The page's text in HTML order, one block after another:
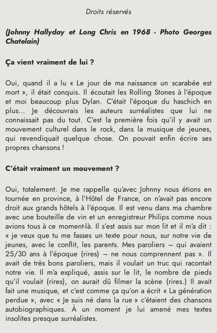
Droits réservés
(Johnny Hallyday et Long Chris en 1968 - Photo Georges
Chatelain)
Ça vient vraiment de lui ?
Oui, quand il a lu « Le jour de ma naissance un scarabée est
mort », il était conquis. Il écoutait les Rolling Stones à l’époque
et moi beaucoup plus Dylan. C’était l’époque du haschich en
plus… Je découvrais les auteurs surréalistes que lui ne
connaissait pas du tout. C’est la première fois qu’il y avait un
mouvement culturel dans le rock, dans la musique de jeunes,
qui revendiquait quelque chose. On pouvait enfin écrire ses
propres chansons !
C’était vraiment un mouvement ?
Oui, totalement. Je me rappelle qu’avec Johnny nous étions en
tournée en province, à l’Hôtel de France, on n’avait pas encore
droit aux grands hôtels à l’époque. Il est venu dans ma chambre
avec une bouteille de vin et un enregistreur Philips comme nous
avions tous à ce moment-là. Il s’est assis sur mon lit et il m’a dit :
« je veux que tu me fasses un texte pour nous, sur notre vie de
jeunes, avec le conflit, les parents. Mes paroliers – qui avaient
25/30 ans à l’époque (rires) – ne nous comprennent pas ». Il
avait de très bons paroliers, mais il voulait un truc qui racontait
notre vie. Il m’a expliqué, assis sur le lit, le nombre de pieds
qu’il voulait (rires), on aurait dû filmer la scène (rires.) Il avait
fait une musique, et c’est comme ça qu’on a écrit « La génération
perdue », avec « Je suis né dans la rue » c’étaient des chansons
autobiographiques. À un moment je lui amené mes textes
insolites presque surréalistes.